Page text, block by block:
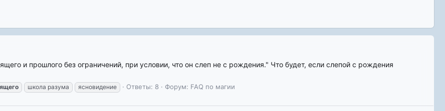
и прошлого без ограничений, при условии, что он слеп не с рождения." Что будет, если слепой с рождения
школа разума ясновидение Ответы: 8 Форум: FAQ по магии